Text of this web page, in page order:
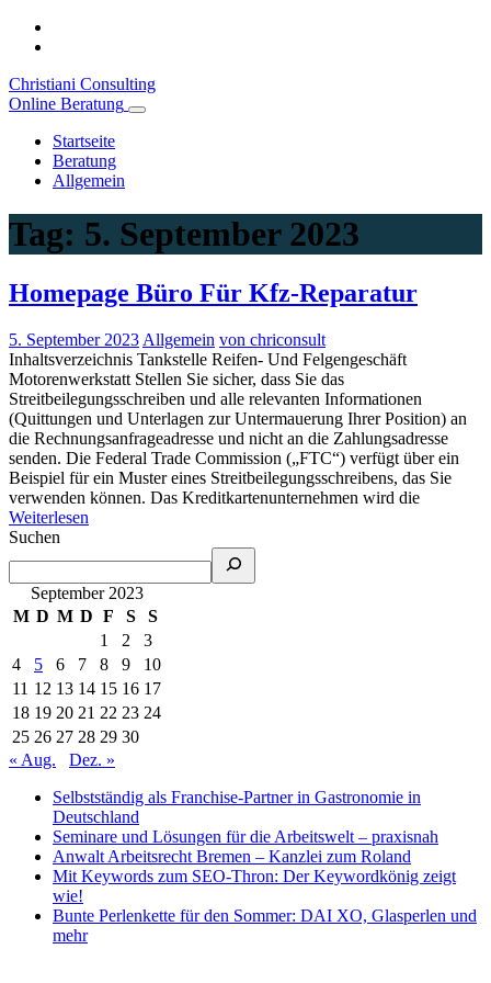
Christiani Consulting
Online Beratung
Startseite
Beratung
Allgemein
Tag: 5. September 2023
Homepage Büro Für Kfz-Reparatur
5. September 2023 Allgemein von chriconsult
Inhaltsverzeichnis Tankstelle Reifen- Und Felgengeschäft
Motorenwerkstatt Stellen Sie sicher, dass Sie das
Streitbeilegungsschreiben und alle relevanten Informationen
(Quittungen und Unterlagen zur Untermauerung Ihrer Position) an
die Rechnungsanfrageadresse und nicht an die Zahlungsadresse
senden. Die Federal Trade Commission („FTC“) verfügt über ein
Beispiel für ein Muster eines Streitbeilegungsschreibens, das Sie
verwenden können. Das Kreditkartenunternehmen wird die
Weiterlesen
Suchen
September 2023
M D M D F S
S
1
2
3
4
5 6 7 8 9
10
11 12 13 14 15 16 17
18 19 20 21 22 23 24
25 26 27 28 29 30
« Aug.
Dez. »
Selbstständig als Franchise-Partner in Gastronomie in
Deutschland
Seminare und Lösungen für die Arbeitswelt – praxisnah
Anwalt Arbeitsrecht Bremen – Kanzlei zum Roland
Mit Keywords zum SEO-Thron: Der Keywordkönig zeigt
wie!
Bunte Perlenkette für den Sommer: DAI XO, Glasperlen und
mehr